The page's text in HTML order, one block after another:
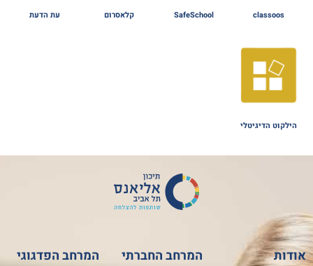
classoos
SafeSchool קלאסרום עת הדעת
הילקוט הדיגיטלי
אודות המרחב החברתי המרחב הפדגוגי